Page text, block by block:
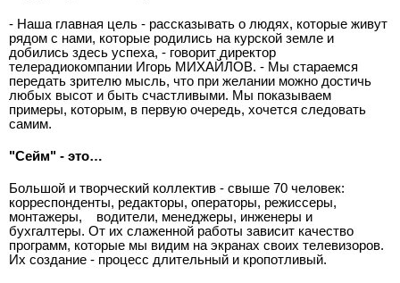
- Наша главная цель - рассказывать о людях, которые живут
рядом с нами, которые родились на курской земле и
добились здесь успеха, - говорит директор
телерадиокомпании Игорь МИХАЙЛОВ. - Мы стараемся
передать зрителю мысль, что при желании можно достичь
любых высот и быть счастливыми. Мы показываем
примеры, которым, в первую очередь, хочется следовать
самим.
"Сейм" - это…
Большой и творческий коллектив - свыше 70 человек:
корреспонденты, редакторы, операторы, режиссеры,
монтажеры,
водители, менеджеры, инженеры и
бухгалтеры. От их слаженной работы зависит качество
программ, которые мы видим на экранах своих телевизоров.
Их создание - процесс длительный и кропотливый.